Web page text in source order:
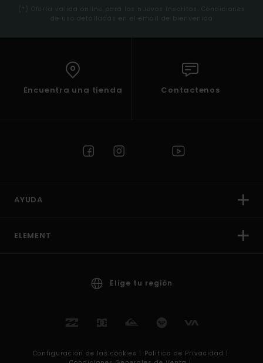
(*) Oferta valida online para los nuevos inscritos. Condiciones
de uso detalladas en el email de bienvenida
Encuentra una tienda Contactenos
AYUDA
ELEMENT
Elige tu región
Configuración de las cookies | Política de Privacidad |